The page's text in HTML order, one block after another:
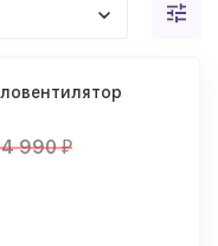
990 ₽